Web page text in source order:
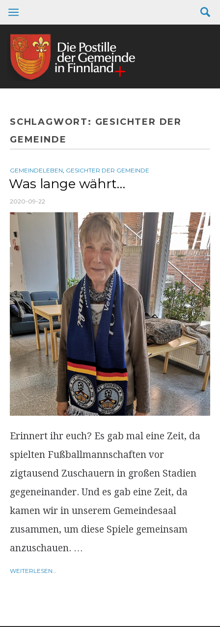
SCHLAGWORT: GESICHTER DER
GEMEINDE
GEMEINDELEBEN, GESICHTER DER GEMEINDE
Was lange währt…
2020-09-22
Erinnert ihr euch? Es gab mal eine Zeit, da
spielten Fußballmannschaften vor
zigtausend Zuschauern in großen Stadien
gegeneinander. Und es gab eine Zeit, da
kamen wir in unserem Gemeindesaal
zusammen, um diese Spiele gemeinsam
anzuschauen. …
WEITERLESEN…